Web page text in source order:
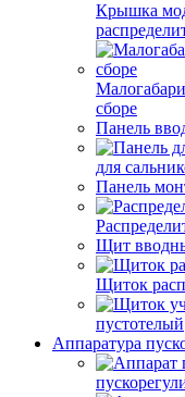
Крышка
сборе
Панель
для
Панель
Щит
Щиток
пустотелый
Аппаратура